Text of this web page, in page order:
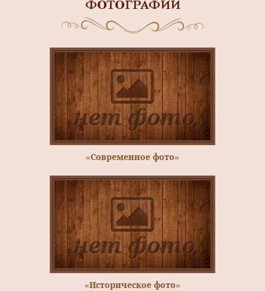
ФОТОГРАФИИ
«Современное фото»
«Историческое фото»